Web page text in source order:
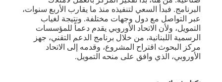
البرنامج. فبدأ السعي لتنفيذه منذ ما يقارب الأربع سنوات،
عبر التواصل مع دول وجهات مختلفة. ونتيجة لغياب
التمويل، ولأن الاتحاد الأوروبي يقدم دعماً للمؤسسات
الرسمية اللبنانية، من خلال برنامج الدعم التقني، جهز
مركز البحوث اقتراح المشروع، وقدمه إلى الاتحاد
الأوروبي، الذي وافق على منحه التمويل.